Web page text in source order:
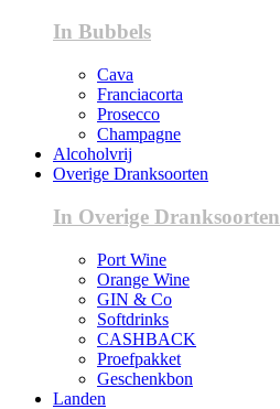
In Bubbels
Cava
Franciacorta
Prosecco
Champagne
Alcoholvrij
Overige Dranksoorten
In Overige Dranksoorten
Port Wine
Orange Wine
GIN & Co
Softdrinks
CASHBACK
Proefpakket
Geschenkbon
Landen